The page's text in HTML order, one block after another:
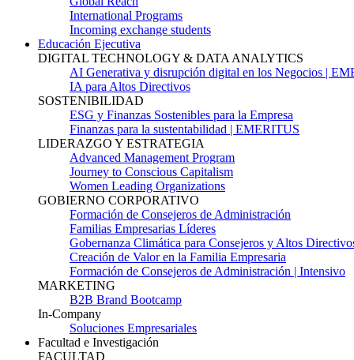
International Programs
Incoming exchange students
Educación Ejecutiva
DIGITAL TECHNOLOGY & DATA ANALYTICS
AI Generativa y disrupción digital en los Negocios |
IA para Altos Directivos
SOSTENIBILIDAD
ESG y Finanzas Sostenibles para la Empresa
Finanzas para la sustentabilidad | EMERITUS
LIDERAZGO Y ESTRATEGIA
Advanced Management Program
Journey to Conscious Capitalism
Women Leading Organizations
GOBIERNO CORPORATIVO
Formación de Consejeros de Administración
Familias Empresarias Líderes
Gobernanza Climática para Consejeros y Altos
Creación de Valor en la Familia Empresaria
Formación de Consejeros de Administración | Intensivo
MARKETING
B2B Brand Bootcamp
In-Company
Soluciones Empresariales
Facultad e Investigación
FACULTAD